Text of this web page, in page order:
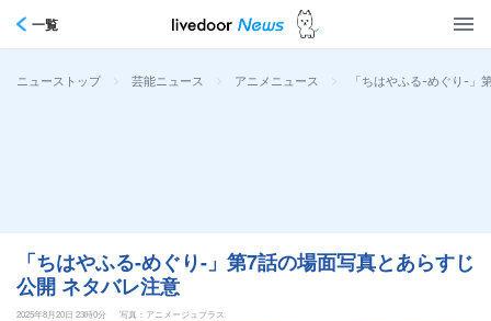
一覧
ニューストップ > 芸能ニュース > アニメニュース > 「ちはやふる-めぐり-」
「ちはやふる-めぐり-」第7話の場面写真とあらすじ
公開 ネタバレ注意
2025年8月20日 23時0分 写真：アニメージュプラス